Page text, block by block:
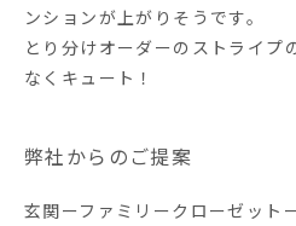
ンションが上がりそうです。
とり分けオーダーのストライプ
なくキュート！
弊社からのご提案
玄関ーファミリークローゼット